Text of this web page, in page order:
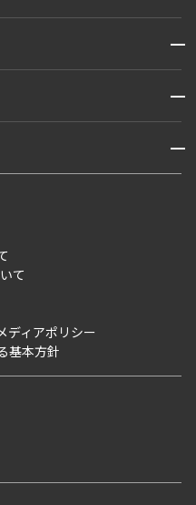
開閉
開閉
部取り扱い物件入居申込
開閉
て
ディアポリシー
基本方針